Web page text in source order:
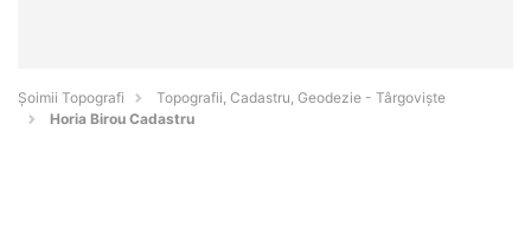
Șoimii Topografi
Topografii, Cadastru, Geodezie - Târgovişte
Horia Birou Cadastru